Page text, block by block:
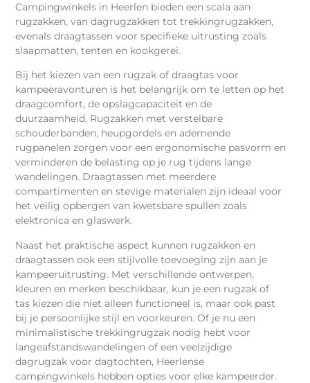
Campingwinkels in Heerlen bieden een scala aan
rugzakken, van dagrugzakken tot trekkingrugzakken,
evenals draagtassen voor specifieke uitrusting zoals
slaapmatten, tenten en kookgerei.
Bij het kiezen van een rugzak of draagtas voor
kampeeravonturen is het belangrijk om te letten op het
draagcomfort, de opslagcapaciteit en de
duurzaamheid. Rugzakken met verstelbare
schouderbanden, heupgordels en ademende
rugpanelen zorgen voor een ergonomische pasvorm en
verminderen de belasting op je rug tijdens lange
wandelingen. Draagtassen met meerdere
compartimenten en stevige materialen zijn ideaal voor
het veilig opbergen van kwetsbare spullen zoals
elektronica en glaswerk.
Naast het praktische aspect kunnen rugzakken en
draagtassen ook een stijlvolle toevoeging zijn aan je
kampeeruitrusting. Met verschillende ontwerpen,
kleuren en merken beschikbaar, kun je een rugzak of
tas kiezen die niet alleen functioneel is, maar ook past
bij je persoonlijke stijl en voorkeuren. Of je nu een
minimalistische trekkingrugzak nodig hebt voor
langeafstandswandelingen of een veelzijdige
dagrugzak voor dagtochten, Heerlense
campingwinkels hebben opties voor elke kampeerder.